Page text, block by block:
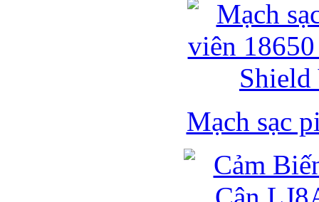
Mạch sạc